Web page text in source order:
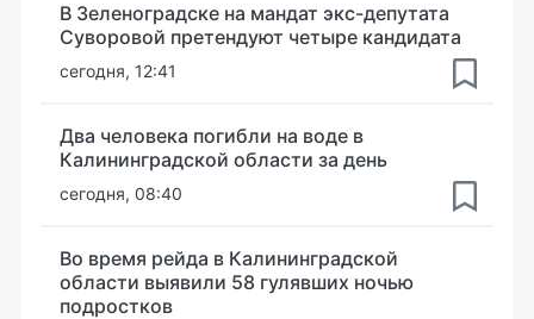
В Зеленоградске на мандат экс-депутата
Суворовой претендуют четыре кандидата
сегодня, 12:41
Два человека погибли на воде в
Калининградской области за день
сегодня, 08:40
Во время рейда в Калининградской
области выявили 58 гулявших ночью
подростков